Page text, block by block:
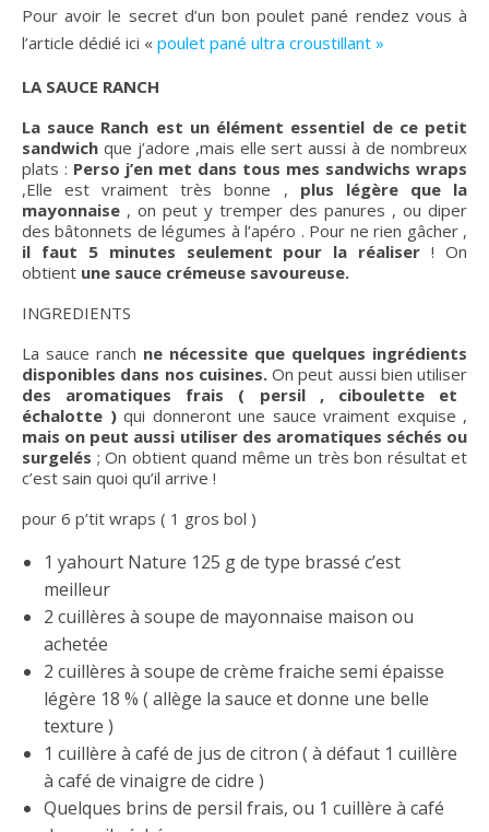
Pour avoir le secret d’un bon poulet pané rendez vous à
l’article dédié ici « poulet pané ultra croustillant »
LA SAUCE RANCH
La sauce Ranch est un élément essentiel de ce petit
sandwich que j’adore ,mais elle sert aussi à de nombreux
plats : Perso j’en met dans tous mes sandwichs wraps
,Elle est vraiment très bonne , plus légère que la
mayonnaise , on peut y tremper des panures , ou diper
des bâtonnets de légumes à l’apéro . Pour ne rien gâcher ,
il faut 5 minutes seulement pour la réaliser! On
obtient une sauce crémeuse savoureuse.
INGREDIENTS
La sauce ranch ne nécessite que quelques ingrédients
disponibles dans nos cuisines. On peut aussi bien utiliser
des aromatiques frais ( persil , ciboulette et
échalotte ) qui donneront une sauce vraiment exquise ,
mais on peut aussi utiliser des aromatiques séchés ou
surgelés ; On obtient quand même un très bon résultat et
c’est sain quoi qu’il arrive !
pour 6 p’tit wraps ( 1 gros bol )
1 yahourt Nature 125 g de type brassé c’est
meilleur
2 cuillères à soupe de mayonnaise maison ou
achetée
2 cuillères à soupe de crème fraiche semi épaisse
légère 18 % ( allège la sauce et donne une belle
texture )
1 cuillère à café de jus de citron ( à défaut 1 cuillère
à café de vinaigre de cidre )
Quelques brins de persil frais, ou 1 cuillère à café